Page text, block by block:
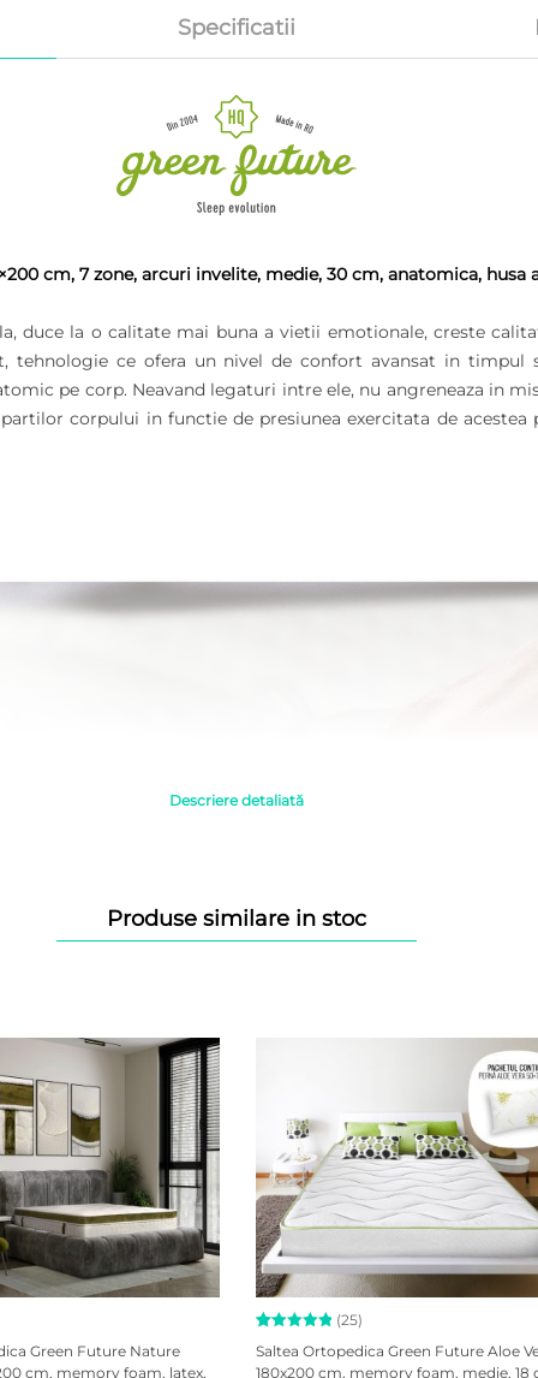
Specificatii
cm, 7 zone, arcuri invelite, medie, 30 cm, anatomica, husa
duce la o calitate mai buna a vietii emotionale, creste
ce ofera un nivel de confort avansat in timpul
pe corp. Neavand legaturi intre ele, nu angreneaza in
corpului in functie de presiunea exercitata de acestea
Descriere detaliată
Produse similare in stoc
Green Future Nature
cm, memory foam, latex,
Evaluat la
25
(25)
Saltea Ortopedica Green Future Aloe
180x200 cm, memory foam, medie, 18